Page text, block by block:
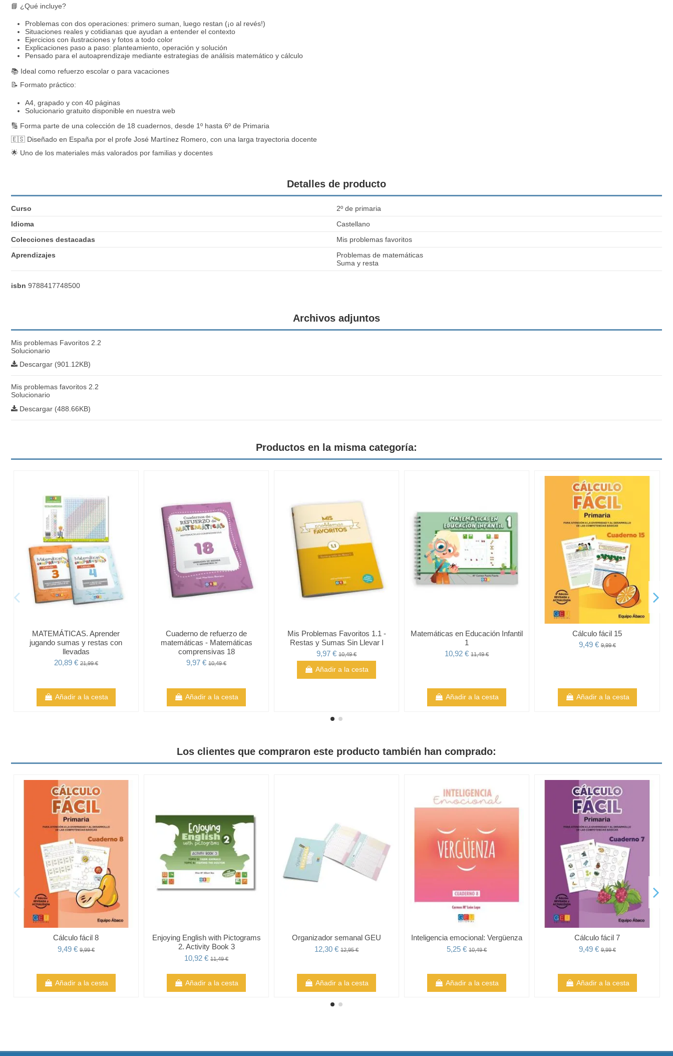
📘 ¿Qué incluye?
Problemas con dos operaciones: primero suman, luego restan (¡o al revés!)
Situaciones reales y cotidianas que ayudan a entender el contexto
Ejercicios con ilustraciones y fotos a todo color
Explicaciones paso a paso: planteamiento, operación y solución
Pensado para el autoaprendizaje mediante estrategias de análisis matemático y cálculo
📚 Ideal como refuerzo escolar o para vacaciones
📝 Formato práctico:
A4, grapado y con 40 páginas
Solucionario gratuito disponible en nuestra web
🔢 Forma parte de una colección de 18 cuadernos, desde 1º hasta 6º de Primaria
🇪🇸 Diseñado en España por el profe José Martínez Romero, con una larga trayectoria docente
🌟 Uno de los materiales más valorados por familias y docentes
Detalles de producto
Curso
2º de primaria
Idioma
Castellano
Colecciones destacadas
Mis problemas favoritos
Aprendizajes
Problemas de matemáticas
Suma y resta
isbn 9788417748500
Archivos adjuntos
Mis problemas Favoritos 2.2
Solucionario
Descargar (901.12KB)
Mis problemas favoritos 2.2
Solucionario
Descargar (488.66KB)
Productos en la misma categoría:
MATEMÁTICAS. Aprender
jugando sumas y restas con
llevadas
20,89 € 21,99 €
Añadir a la cesta
Cuaderno de refuerzo de
matemáticas - Matemáticas
comprensivas 18
9,97 € 10,49 €
Añadir a la cesta
Mis Problemas Favoritos 1.1 -
Restas y Sumas Sin Llevar I
9,97 €10,49 €
Añadir a la cesta
Matemáticas en Educación Infantil
1
10,92 €11,49 €
Añadir a la cesta
Cálculo fácil 15
9,49 €9,99 €
Añadir a la cesta
Los clientes que compraron este producto también han comprado:
Cálculo fácil 8
9,49 € 9,99 €
Añadir a la cesta
Enjoying English with Pictograms
2. Activity Book 3
10,92 € 11,49 €
Añadir a la cesta
Organizador semanal GEU
12,30 €12,95 €
Añadir a la cesta
Inteligencia emocional: Vergüenza
5,25 €10,49 €
Añadir a la cesta
Cálculo fácil 7
9,49 €9,99 €
Añadir a la cesta